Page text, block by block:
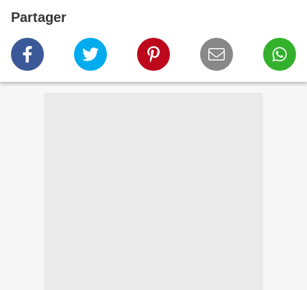
Partager